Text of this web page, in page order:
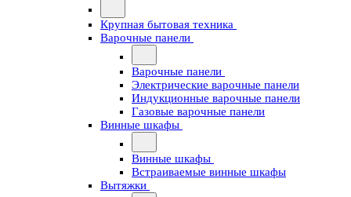
Крупная бытовая техника
Варочные панели
Варочные панели
Электрические варочные панели
Индукционные варочные панели
Газовые варочные панели
Винные шкафы
Винные шкафы
Встраиваемые винные шкафы
Вытяжки